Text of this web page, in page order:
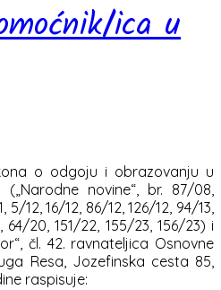
ica u
o odgoju i obrazovanju u
novine“, br. 87/08,
12, 16/12, 86/12, 126/12, 94/13,
64/20, 151/22, 155/23, 156/23) i
čl. 42. ravnateljica Osnovne
Resa, Jozefinska cesta 85,
raspisuje: